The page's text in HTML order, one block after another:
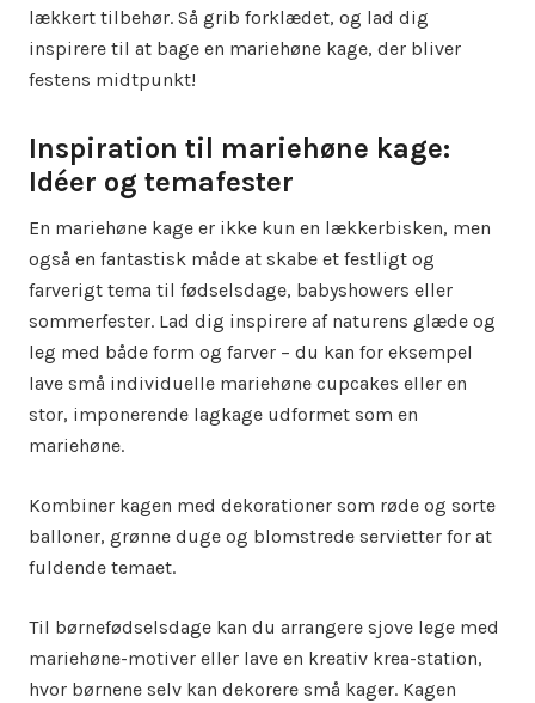
lækkert tilbehør. Så grib forklædet, og lad dig
inspirere til at bage en mariehøne kage, der bliver
festens midtpunkt!
Inspiration til mariehøne kage:
Idéer og temafester
En mariehøne kage er ikke kun en lækkerbisken, men
også en fantastisk måde at skabe et festligt og
farverigt tema til fødselsdage, babyshowers eller
sommerfester. Lad dig inspirere af naturens glæde og
leg med både form og farver – du kan for eksempel
lave små individuelle mariehøne cupcakes eller en
stor, imponerende lagkage udformet som en
mariehøne.
Kombiner kagen med dekorationer som røde og sorte
balloner, grønne duge og blomstrede servietter for at
fuldende temaet.
Til børnefødselsdage kan du arrangere sjove lege med
mariehøne-motiver eller lave en kreativ krea-station,
hvor børnene selv kan dekorere små kager. Kagen